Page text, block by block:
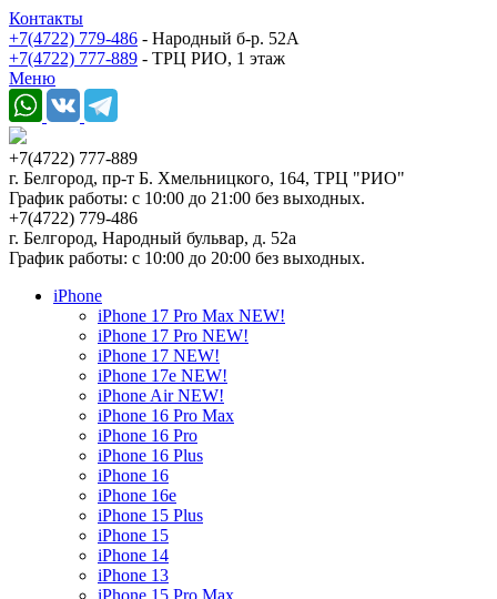
Контакты
+7(4722) 779-486 - Народный б-р. 52А
+7(4722) 777-889 - ТРЦ РИО, 1 этаж
Меню
+7(4722) 777-889
г. Белгород, пр-т Б. Хмельницкого, 164, ТРЦ "РИО"
График работы: с 10:00 до 21:00 без выходных.
+7(4722) 779-486
г. Белгород, Народный бульвар, д. 52а
График работы: с 10:00 до 20:00 без выходных.
iPhone
iPhone 17 Pro Max NEW!
iPhone 17 Pro NEW!
iPhone 17 NEW!
iPhone 17e NEW!
iPhone Air NEW!
iPhone 16 Pro Max
iPhone 16 Pro
iPhone 16 Plus
iPhone 16
iPhone 16e
iPhone 15 Plus
iPhone 15
iPhone 14
iPhone 13
iPhone 15 Pro Max